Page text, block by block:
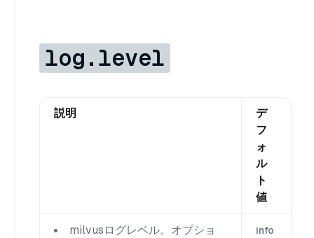
log.level
説明
デ
フ
ォ
ル
ト
値
milvusログレベル。オプショ
info